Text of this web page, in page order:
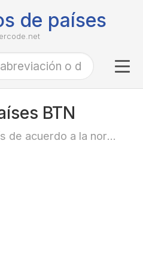
de países
BTN
Abreviaciones de país de acuerdo a la norma ISO-3166 alfa-3